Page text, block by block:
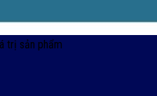
trị sản phẩm